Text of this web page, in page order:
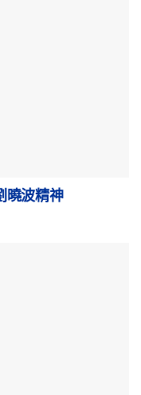
曉波精神